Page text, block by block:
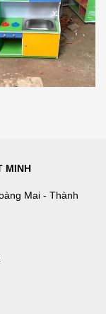
MINH
Mai - Thành